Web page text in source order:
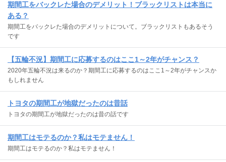
期間工をバックレた場合のデメリット！ブラックリストは本当に
ある？
期間工をバックレた場合のデメリットについて。ブラックリストもあるそう
です
【五輪不況】期間工に応募するのはここ1～2年がチャンス？
2020年五輪不況は来るのか？期間工に応募するのはここ1～2年がチャンスか
もしれません
トヨタの期間工が地獄だったのは昔話
トヨタの期間工が地獄だったのは昔の話です
期間工はモテるのか？私はモテません！
期間工はモテるのか？私はモテません！